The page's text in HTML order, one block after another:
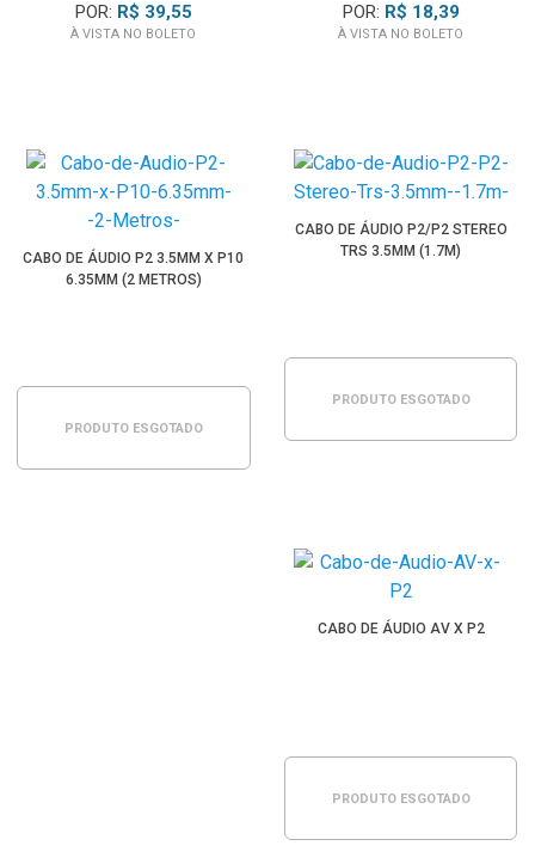
POR: R$ 39,55
À VISTA NO BOLETO
POR: R$ 18,39
À VISTA NO BOLETO
CABO DE ÁUDIO P2 3.5MM X P10
6.35MM (2 METROS)
PRODUTO ESGOTADO
CABO DE ÁUDIO P2/P2 STEREO
TRS 3.5MM (1.7M)
PRODUTO ESGOTADO
CABO DE ÁUDIO AV X P2
PRODUTO ESGOTADO